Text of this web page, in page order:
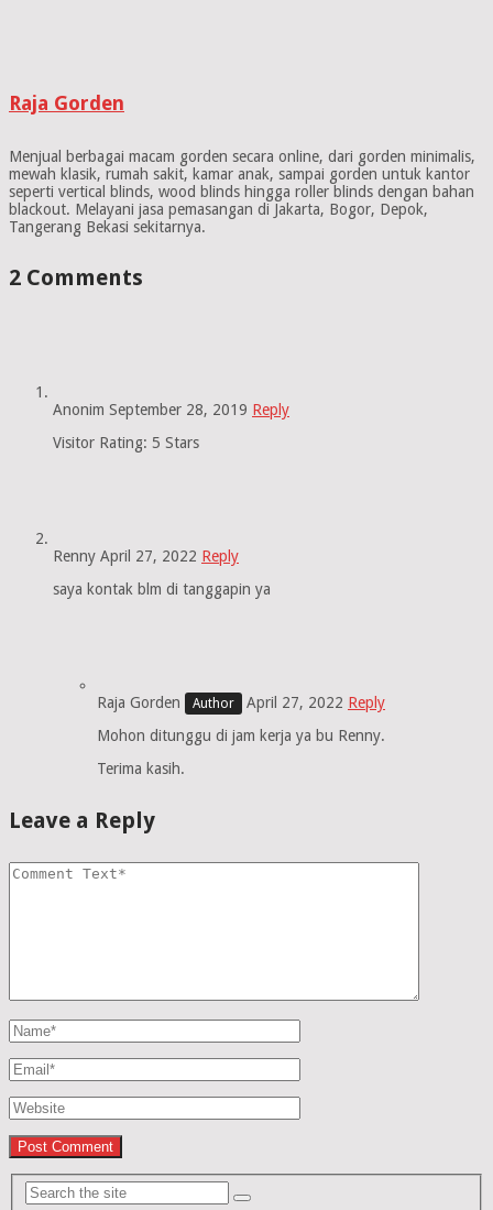
Raja Gorden
Menjual berbagai macam gorden secara online, dari gorden minimalis,
mewah klasik, rumah sakit, kamar anak, sampai gorden untuk kantor
seperti vertical blinds, wood blinds hingga roller blinds dengan bahan
blackout. Melayani jasa pemasangan di Jakarta, Bogor, Depok,
Tangerang Bekasi sekitarnya.
2 Comments
Anonim September 28, 2019 Reply
Visitor Rating: 5 Stars
Renny April 27, 2022 Reply
saya kontak blm di tanggapin ya
Raja Gorden April 27, 2022 Reply
Mohon ditunggu di jam kerja ya bu Renny.
Terima kasih.
Leave a Reply